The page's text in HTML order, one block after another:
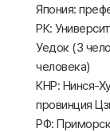
Япония:
РК:
Уедок (3
человека)
КНР: Нинся-
провинция
РФ: